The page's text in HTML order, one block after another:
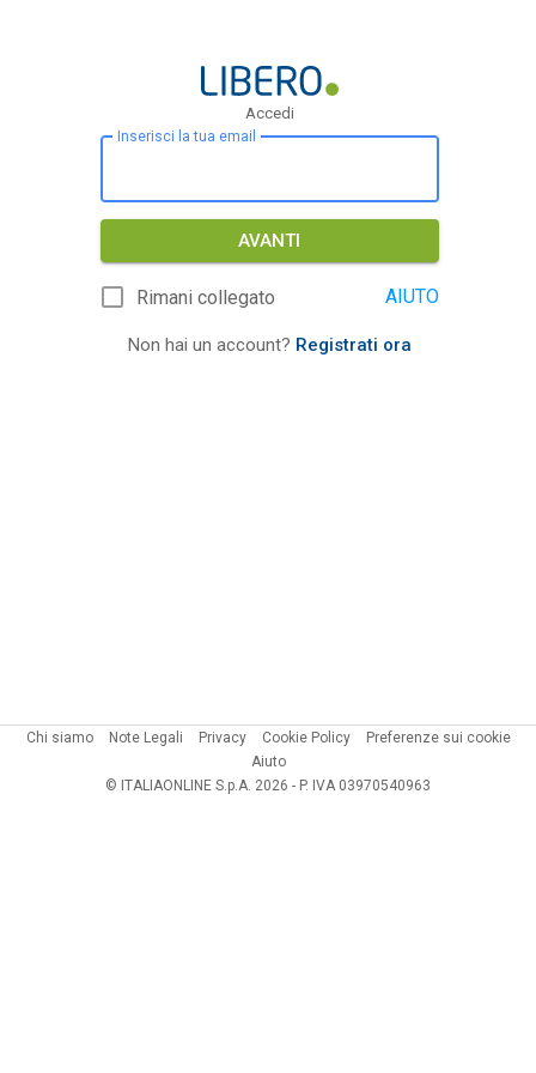
Accedi
Inserisci la tua email
AVANTI
Rimani collegato AIUTO
Non hai un account? Registrati ora
Chi siamo Note Legali Privacy Cookie Policy
Preferenze sui cookie
Aiuto
© ITALIAONLINE S.p.A. 2026 - P. IVA 03970540963